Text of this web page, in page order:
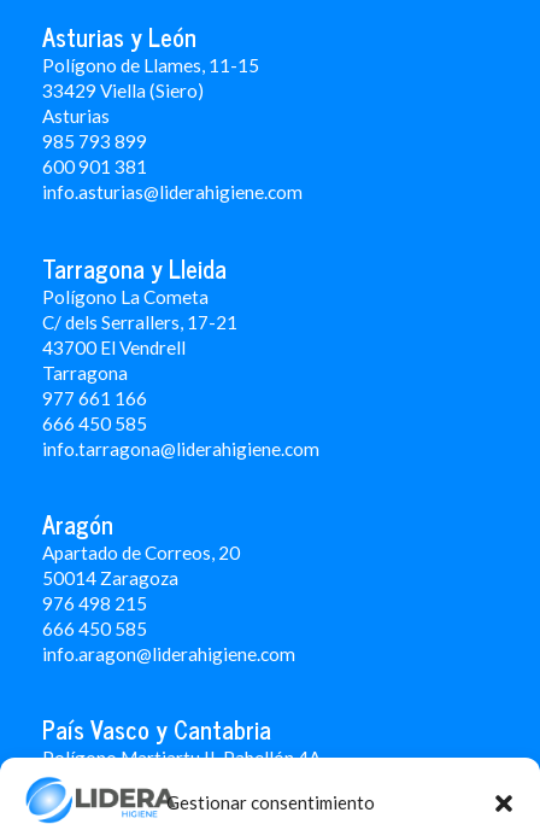
Gestionar consentimiento
Asturias y León
Polígono de Llames, 11-15
33429 Viella (Siero)
Asturias
985 793 899
600 901 381
info.asturias@liderahigiene.com
Tarragona y Lleida
Polígono La Cometa
C/ dels Serrallers, 17-21
43700 El Vendrell
Tarragona
977 661 166
666 450 585
info.tarragona@liderahigiene.com
Aragón
Apartado de Correos, 20
50014 Zaragoza
976 498 215
666 450 585
info.aragon@liderahigiene.com
País Vasco y Cantabria
Polígono Martiartu II. Pabellón 4A
48480 Arrigorriaga
Bizkaia